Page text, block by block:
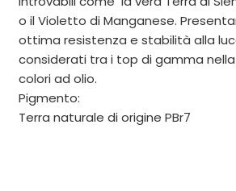
o il Violetto di Manganese.
ottima resistenza e stabilità alla
considerati tra i top di gamma
colori ad olio.
Pigmento:
Terra naturale di origine PBr7